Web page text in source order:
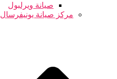
صيانة ويرلبول
مركز صيانة يونيفرسال